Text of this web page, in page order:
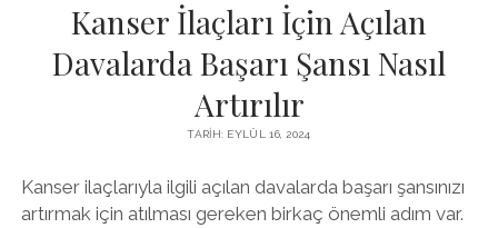
Kanser İlaçları İçin Açılan
Davalarda Başarı Şansı Nasıl
Artırılır
TARIH: EYLÜL 16, 2024
Kanser ilaçlarıyla ilgili açılan davalarda başarı şansınızı
artırmak için atılması gereken birkaç önemli adım var.